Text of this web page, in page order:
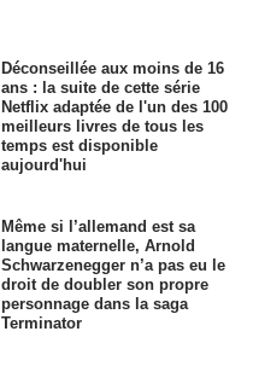
Déconseillée aux moins de 16
ans : la suite de cette série
Netflix adaptée de l'un des 100
meilleurs livres de tous les
temps est disponible
aujourd'hui
Même si l’allemand est sa
langue maternelle, Arnold
Schwarzenegger n’a pas eu le
droit de doubler son propre
personnage dans la saga
Terminator